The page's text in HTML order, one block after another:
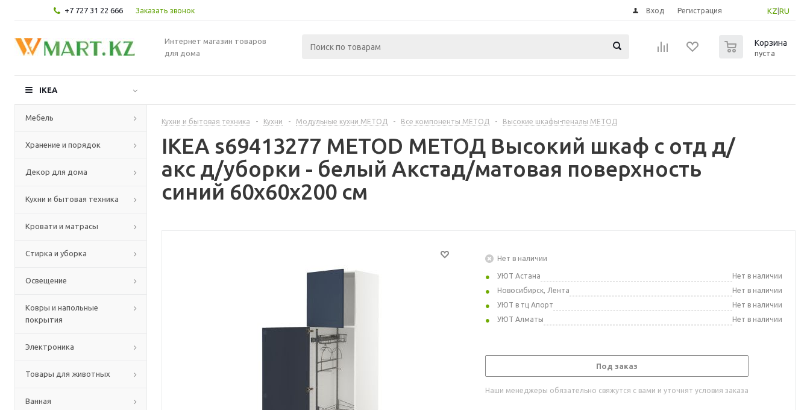
+7 727 31 22 666 Заказать звонок KZ RU
Вход Регистрация
Интернет магазин товаров
для дома
Корзина
пуста
IKEA
Мебель
Хранение и порядок
Декор для дома
Кухни и бытовая техника
Кровати и матрасы
Стирка и уборка
Освещение
Ковры и напольные
покрытия
Электроника
Товары для животных
Ванная
Кухни и бытовая техника - Кухни - Модульные кухни МЕТОД - Все компоненты МЕТОД - Высокие шкафы-пеналы МЕТОД
IKEA s69413277 METOD МЕТОД Высокий шкаф с отд д/
акс д/уборки - белый Акстад/матовая поверхность
синий 60x60x200 см
Нет в наличии
УЮТ Астана
Нет в наличии
Новосибирск, Лента
Нет в наличии
УЮТ в тц Апорт
Нет в наличии
УЮТ Алматы
Нет в наличии
Под заказ
Наши менеджеры обязательно свяжутся с вами и уточнят условия заказа